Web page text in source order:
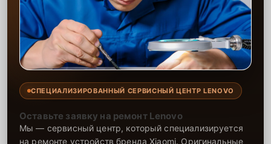
СПЕЦИАЛИЗИРОВАННЫЙ СЕРВИСНЫЙ ЦЕНТР LENOVO
Оставьте заявку на ремонт Lenovo
Мы — сервисный центр, который специализируется
на ремонте устройств бренда Xiaomi. Оригинальные